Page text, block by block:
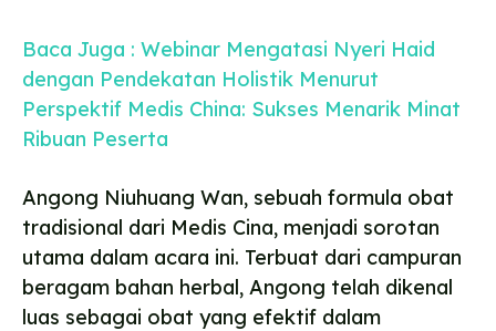
Baca Juga : Webinar Mengatasi Nyeri Haid
dengan Pendekatan Holistik Menurut
Perspektif Medis China: Sukses Menarik Minat
Ribuan Peserta
Angong Niuhuang Wan, sebuah formula obat
tradisional dari Medis Cina, menjadi sorotan
utama dalam acara ini. Terbuat dari campuran
beragam bahan herbal, Angong telah dikenal
luas sebagai obat yang efektif dalam